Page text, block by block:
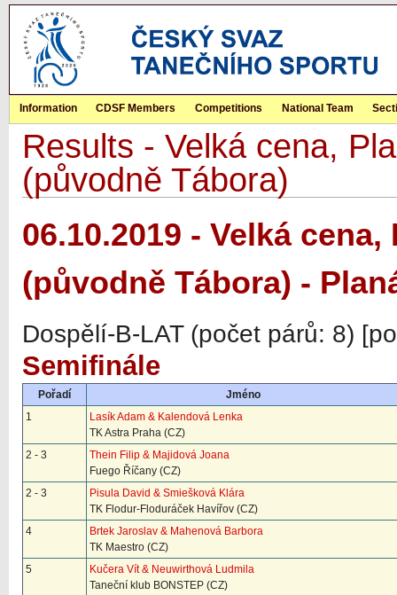
Information CDSF Members Competitions National Team
Results - Velká cena,
(původně Tábora)
06.10.2019 - Velká
(původně Tábora) -
Dospělí-B-LAT (počet párů: 8)
Semifinále
Pořadí
Jméno
1
Lasík Adam & Kalendová Lenka
TK Astra Praha (CZ)
2 - 3
Thein Filip & Majidová Joana
Fuego Říčany (CZ)
2 - 3
Pisula David & Smiešková Klára
TK Flodur-Floduráček Havířov (CZ)
4
Brtek Jaroslav & Mahenová Barbora
TK Maestro (CZ)
5
Kučera Vít & Neuwirthová Ludmila
Taneční klub BONSTEP (CZ)